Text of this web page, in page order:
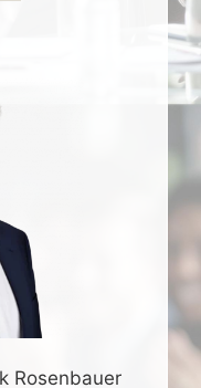
Rosenbauer